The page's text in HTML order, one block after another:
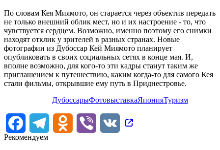
По словам Кея Миямото, он старается через объектив передать
не только внешний облик мест, но и их настроение - то, что
чувствуется сердцем. Возможно, именно поэтому его снимки
находят отклик у зрителей в разных странах. Новые
фотографии из Дубоссар Кей Миямото планирует
опубликовать в своих социальных сетях в конце мая. И,
вполне возможно, для кого-то эти кадры станут таким же
приглашением к путешествию, каким когда-то для самого Кея
стали фильмы, открывшие ему путь в Приднестровье.
ДубоссарыФотовыставкаЯпонияТуризм
FacebookTelegram Odnoklassniki
Viber
VK
Рекомендуем